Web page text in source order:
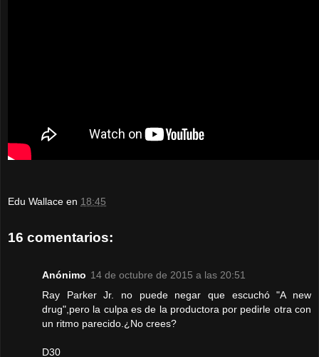
Edu Wallace en 18:45
16 comentarios:
Anónimo 14 de octubre de 2015 a las 20:51
Ray Parker Jr. no puede negar que escuchó "A new
drug",pero la culpa es de la productora por pedirle otra con
un ritmo parecido.¿No crees?
D30